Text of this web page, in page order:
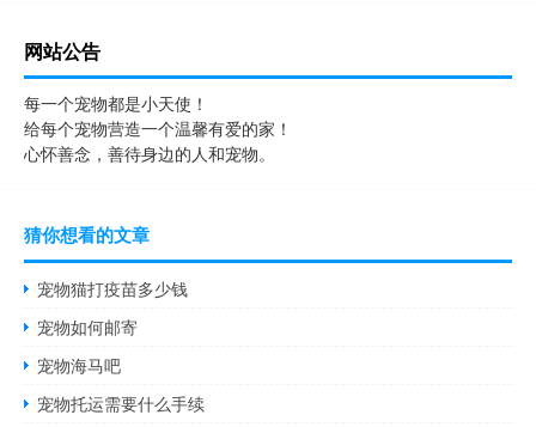
网站公告
每一个宠物都是小天使！
给每个宠物营造一个温馨有爱的家！
心怀善念，善待身边的人和宠物。
猜你想看的文章
宠物猫打疫苗多少钱
宠物如何邮寄
宠物海马吧
宠物托运需要什么手续